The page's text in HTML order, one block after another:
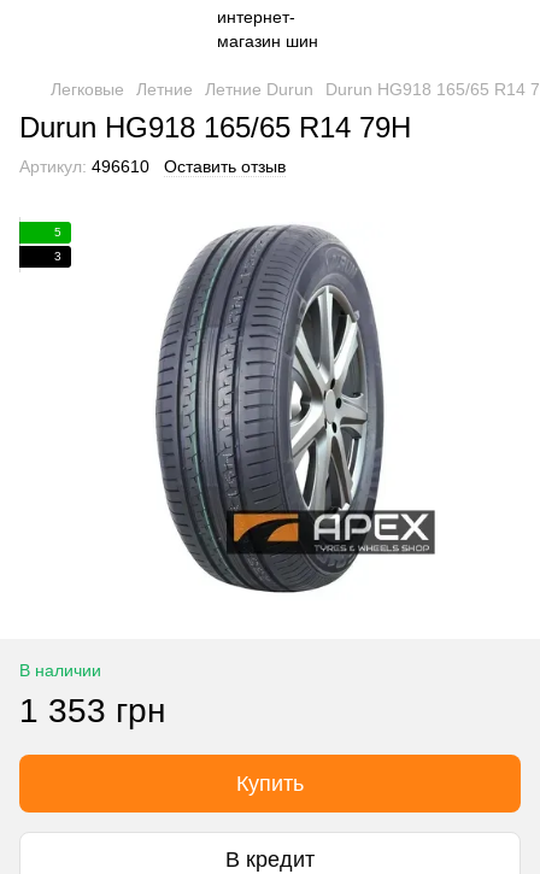
Легковые Летние Летние Durun Durun HG918 165/65 R14
Durun HG918 165/65 R14 79H
Артикул: 496610 Оставить отзыв
5
3
В наличии
1 353 грн
Купить
В кредит